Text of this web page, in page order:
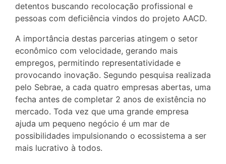
detentos buscando recolocação profissional e
pessoas com deficiência vindos do projeto AACD.
A importância destas parcerias atingem o setor
econômico com velocidade, gerando mais
empregos, permitindo representatividade e
provocando inovação. Segundo pesquisa realizada
pelo Sebrae, a cada quatro empresas abertas, uma
fecha antes de completar 2 anos de existência no
mercado. Toda vez que uma grande empresa
ajuda um pequeno negócio é um mar de
possibilidades impulsionando o ecossistema a ser
mais lucrativo à todos.